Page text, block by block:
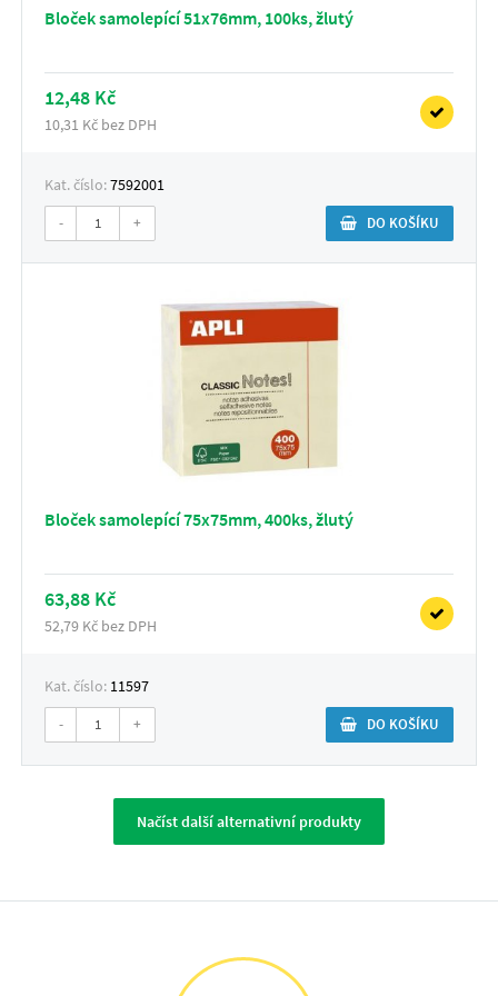
Bloček samolepící 51x76mm, 100ks, žlutý
12,48 Kč
10,31 Kč bez DPH
Kat. číslo:7592001
- + DO KOŠÍKU
Bloček samolepící 75x75mm, 400ks, žlutý
63,88 Kč
52,79 Kč bez DPH
Kat. číslo: 11597
- + DO KOŠÍKU
Načíst další alternativní produkty